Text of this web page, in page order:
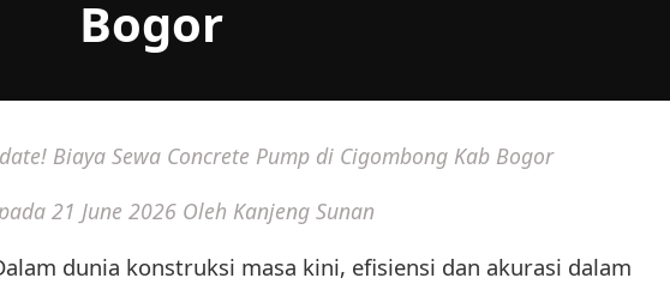
Bogor
Biaya Sewa Concrete Pump di Cigombong Kab Bogor
21 June 2026 Oleh Kanjeng Sunan
dunia konstruksi masa kini, efisiensi dan akurasi dalam